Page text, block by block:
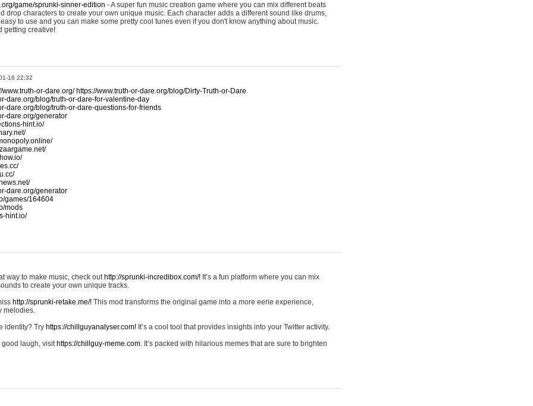
game/sprunki-sinner-edition - A super fun music creation game where you can mix different beats
drop characters to create your own unique music. Each character adds a different sound like drums,
to use and you can make some pretty cool tunes even if you don't know anything about music.
getting creative!
16 22:32
www.truth-or-dare.org/ https://www.truth-or-dare.org/blog/Dirty-Truth-or-Dare
dare.org/blog/truth-or-dare-for-valentine-day
dare.org/blog/truth-or-dare-questions-for-friends
dare.org/generator
hint.io/
dare.org/generator
games/164604
mods
hint.io/
way to make music, check out http://sprunki-incredibox.com/! It’s a fun platform where you can mix
to create your own unique tracks.
http://sprunki-retake.me/! This mod transforms the original game into a more eerie experience,
melodies.
identity? Try https://chillguyanalyser.com! It’s a cool tool that provides insights into your Twitter activity.
good laugh, visit https://chillguy-meme.com. It’s packed with hilarious memes that are sure to brighten